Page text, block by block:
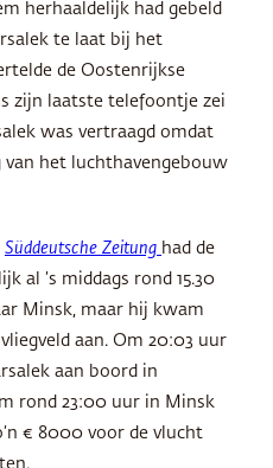
herhaaldelijk had gebeld
te laat bij het
de Oostenrijkse
zijn laatste telefoontje zei
was vertraagd omdat
van het luchthavengebouw
Süddeutsche Zeitung had de
al ’s middags rond 15.30
Minsk, maar hij kwam
aan. Om 20:03 uur
aan boord in
rond 23:00 uur in Minsk
€ 8000 voor de vlucht